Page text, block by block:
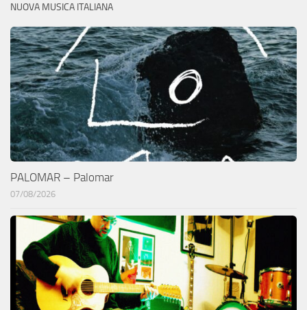
NUOVA MUSICA ITALIANA
PALOMAR – Palomar
07/08/2026